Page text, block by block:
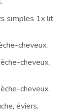
simples 1x lit
cheveux.
cheveux,
cheveux.
éviers,